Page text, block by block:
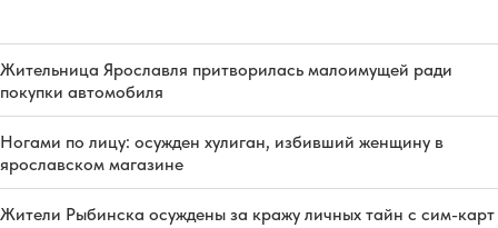
Жительница Ярославля притворилась малоимущей ради
покупки автомобиля
Ногами по лицу: осужден хулиган, избивший женщину в
ярославском магазине
Жители Рыбинска осуждены за кражу личных тайн с сим-карт